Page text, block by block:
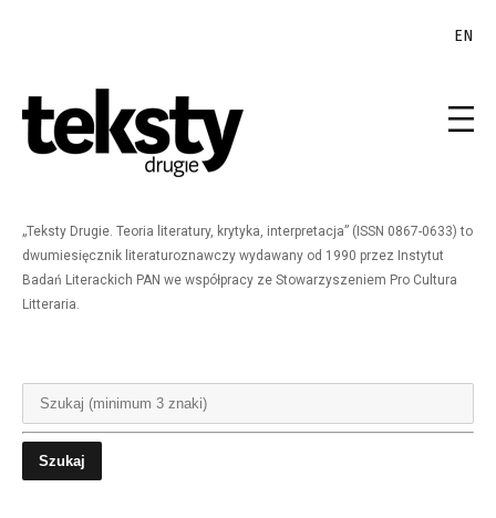
EN
„Teksty Drugie. Teoria literatury, krytyka, interpretacja” (ISSN 0867-0633) to
dwumiesięcznik literaturoznawczy wydawany od 1990 przez Instytut
Badań Literackich PAN we współpracy ze Stowarzyszeniem Pro Cultura
Litteraria.